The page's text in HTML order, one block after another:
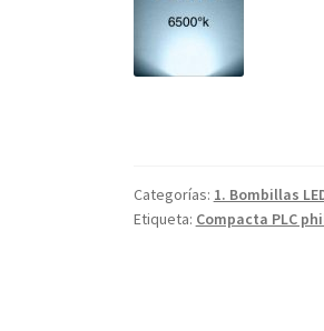
Categorías: 1. Bombillas
Etiqueta: Compacta PLC